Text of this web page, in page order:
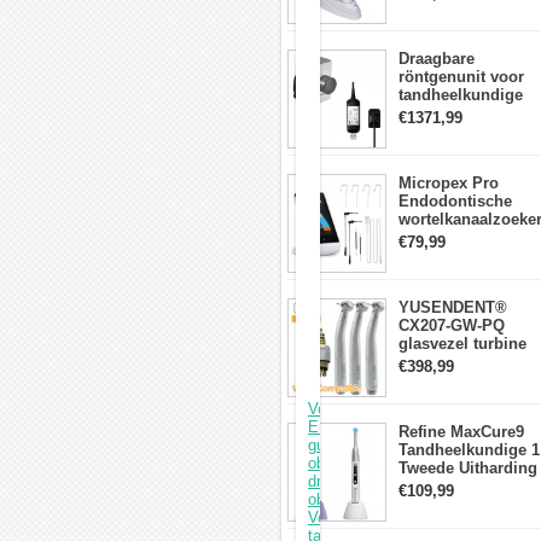
lichtmeter 2000
Draagbare
röntgenunit voor
tandheelkundige
apparatuur met
hoge frequentie +
€1371,99
Micropex Pro
Endodontische
wortelkanaalzoeker
Apex Locator voor
€79,99
YUSENDENT®
CX207-GW-PQ
glasvezel turbine
handstuk W&H
compatibel
€398,99
Refine MaxCure9
Tandheelkundige 1
Tweede Uitharding
LED-
uithardingslamp
€109,99
200℃
150℃,
200℃,
220℃
Oplaadtijd:
Batterij:
2000mAh
Vermogen:
7.5V/2.5A
Vorige: Westcode
Endodontische
guttapercha
obturatie
draadloos
obturatiesysteem
Volgende:
tandarts